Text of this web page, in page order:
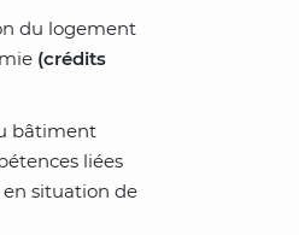
du logement
(crédits
bâtiment
liées
situation de